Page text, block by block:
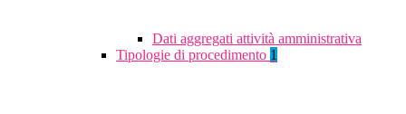
Dati aggregati attività amministrativa
Tipologie di procedimento 1